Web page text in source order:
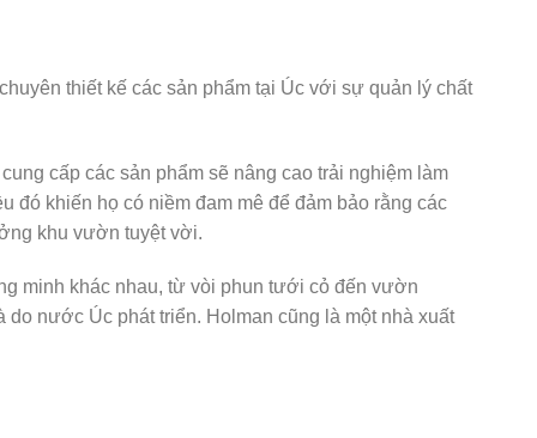
thiết kế các sản phẩm tại Úc với sự quản lý chất
cấp các sản phẩm sẽ nâng cao trải nghiệm làm
khiến họ có niềm đam mê để đảm bảo rằng các
khu vườn tuyệt vời.
minh khác nhau, từ vòi phun tưới cỏ đến vườn
nước Úc phát triển. Holman cũng là một nhà xuất